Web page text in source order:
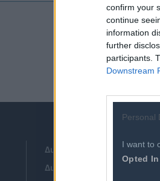
confirm your
continue
information
further
participants.
Downstream
Personal
I want to
Opted In
Διοικητικό Συμβούλιο/
Διοικητικό Προσωπικό &